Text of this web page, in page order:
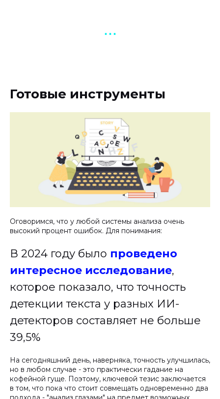
▪︎ ▪︎ ▪︎
Готовые инструменты
Оговоримся, что у любой системы анализа очень
высокий процент ошибок. Для понимания:
В 2024 году было проведено
интересное исследование,
которое показало, что точность
детекции текста у разных ИИ-
детекторов составляет не больше
39,5%
На сегодняшний день, наверняка, точность улучшилась,
но в любом случае - это практически гадание на
кофейной гуще. Поэтому, ключевой тезис заключается
в том, что пока что стоит совмещать одновременно два